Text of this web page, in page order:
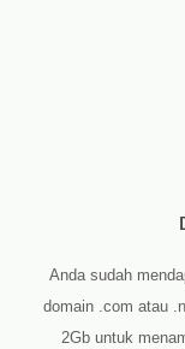
Anda sudah
domain .com atau
2Gb untuk